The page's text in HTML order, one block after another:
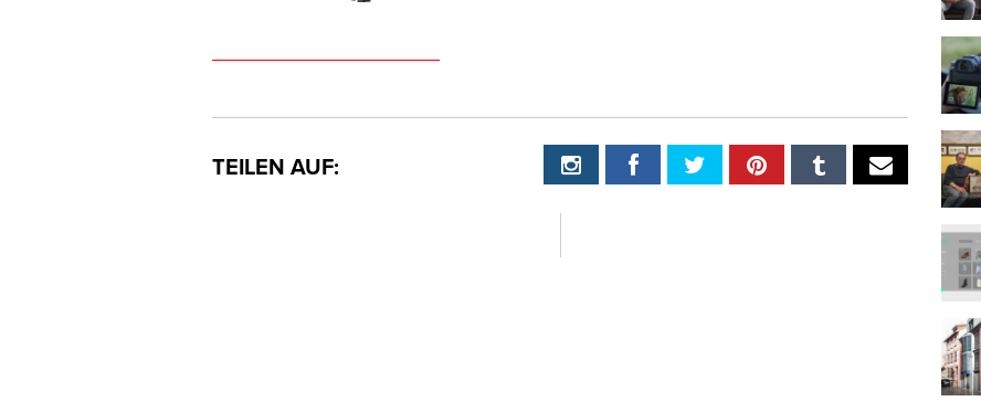
TEILEN AUF: